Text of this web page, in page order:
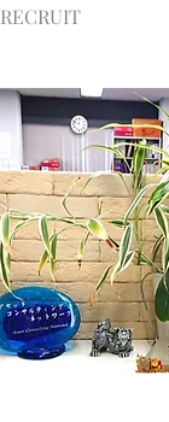
​RECRUIT